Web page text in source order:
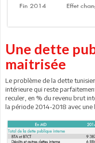
Une dette
maitrisée
Le problème de la dette
intérieure qui reste
reculer, en % du revenu brut
la période 2014-2018 avec une